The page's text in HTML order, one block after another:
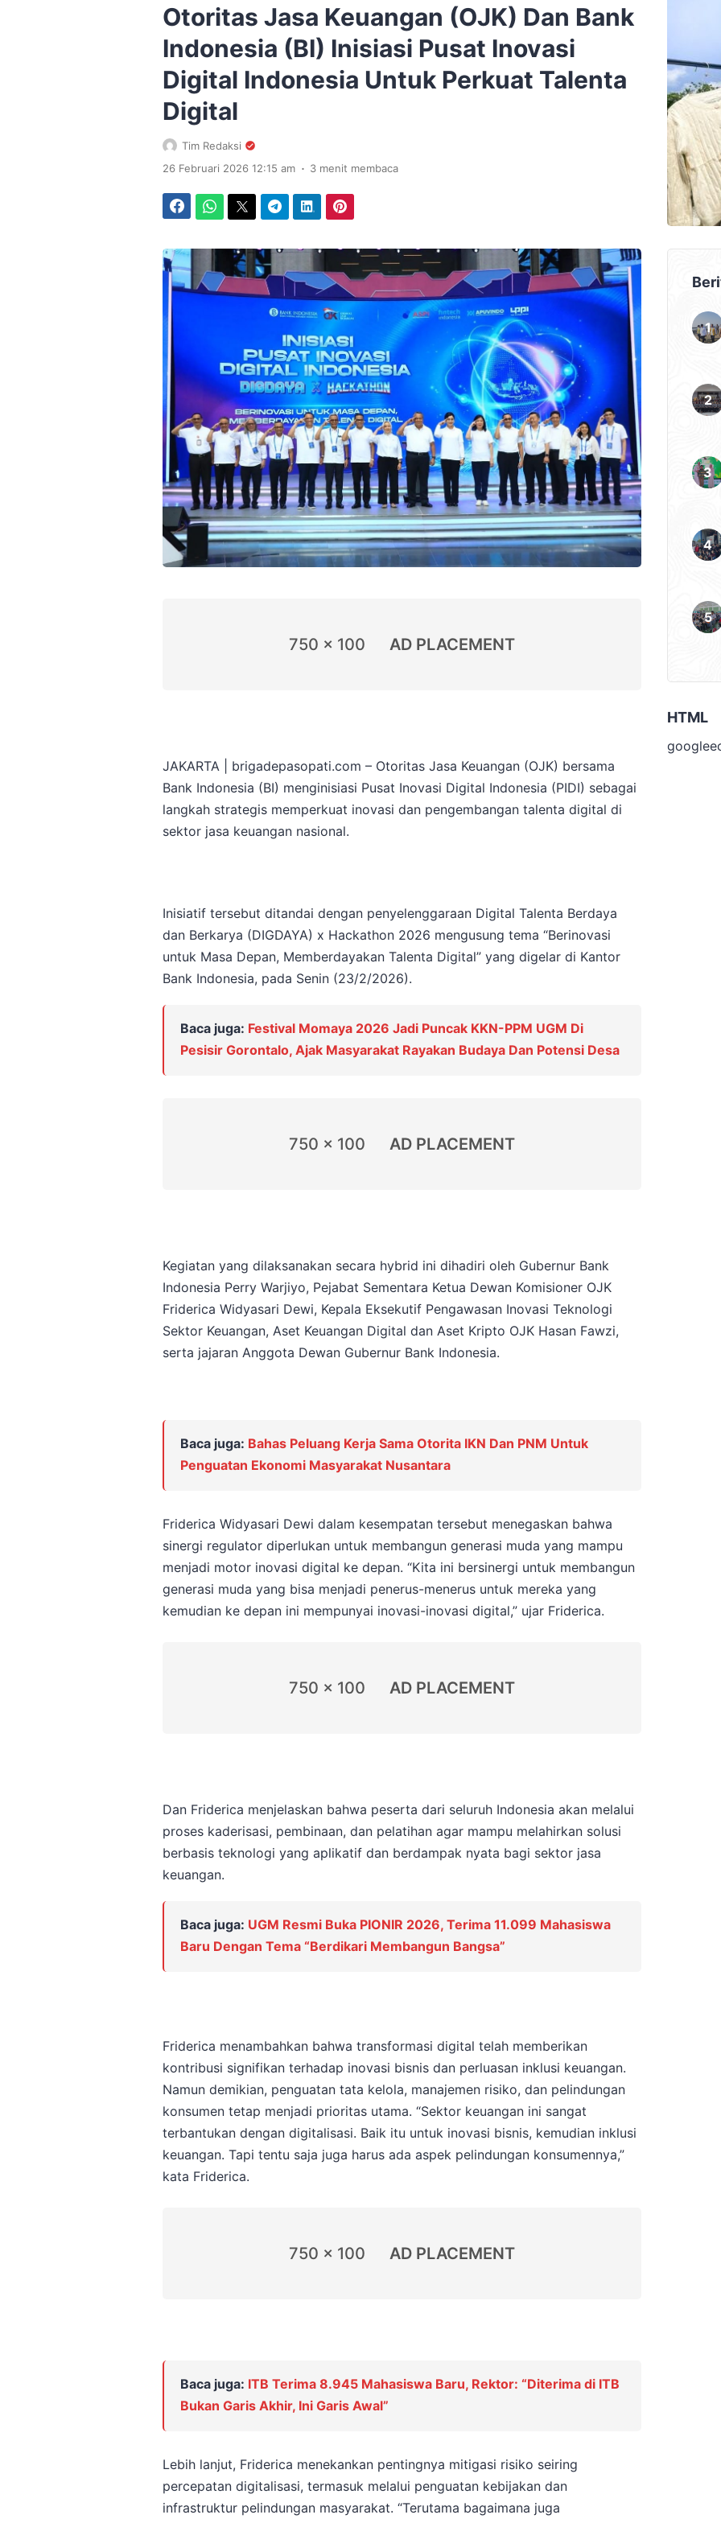
Otoritas Jasa Keuangan (OJK) Dan Bank
Indonesia (BI) Inisiasi Pusat Inovasi
Digital Indonesia Untuk Perkuat Talenta
Digital
Tim Redaksi
26 Februari 2026 12:15 am . 3 menit membaca
750 x 100 AD PLACEMENT
JAKARTA | brigadepasopati.com – Otoritas Jasa Keuangan (OJK) bersama
Bank Indonesia (BI) menginisiasi Pusat Inovasi Digital Indonesia (PIDI) sebagai
langkah strategis memperkuat inovasi dan pengembangan talenta digital di
sektor jasa keuangan nasional.
Inisiatif tersebut ditandai dengan penyelenggaraan Digital Talenta Berdaya
dan Berkarya (DIGDAYA) x Hackathon 2026 mengusung tema “Berinovasi
untuk Masa Depan, Memberdayakan Talenta Digital” yang digelar di Kantor
Bank Indonesia, pada Senin (23/2/2026).
Baca juga: Festival Momaya 2026 Jadi Puncak KKN-PPM UGM Di
Pesisir Gorontalo, Ajak Masyarakat Rayakan Budaya Dan Potensi Desa
750 x 100 AD PLACEMENT
Kegiatan yang dilaksanakan secara hybrid ini dihadiri oleh Gubernur Bank
Indonesia Perry Warjiyo, Pejabat Sementara Ketua Dewan Komisioner OJK
Friderica Widyasari Dewi, Kepala Eksekutif Pengawasan Inovasi Teknologi
Sektor Keuangan, Aset Keuangan Digital dan Aset Kripto OJK Hasan Fawzi,
serta jajaran Anggota Dewan Gubernur Bank Indonesia.
Baca juga: Bahas Peluang Kerja Sama Otorita IKN Dan PNM Untuk
Penguatan Ekonomi Masyarakat Nusantara
Friderica Widyasari Dewi dalam kesempatan tersebut menegaskan bahwa
sinergi regulator diperlukan untuk membangun generasi muda yang mampu
menjadi motor inovasi digital ke depan. “Kita ini bersinergi untuk membangun
generasi muda yang bisa menjadi penerus-menerus untuk mereka yang
kemudian ke depan ini mempunyai inovasi-inovasi digital,” ujar Friderica.
750 x 100 AD PLACEMENT
Dan Friderica menjelaskan bahwa peserta dari seluruh Indonesia akan melalui
proses kaderisasi, pembinaan, dan pelatihan agar mampu melahirkan solusi
berbasis teknologi yang aplikatif dan berdampak nyata bagi sektor jasa
keuangan.
Baca juga: UGM Resmi Buka PIONIR 2026, Terima 11.099 Mahasiswa
Baru Dengan Tema “Berdikari Membangun Bangsa”
Friderica menambahkan bahwa transformasi digital telah memberikan
kontribusi signifikan terhadap inovasi bisnis dan perluasan inklusi keuangan.
Namun demikian, penguatan tata kelola, manajemen risiko, dan pelindungan
konsumen tetap menjadi prioritas utama. “Sektor keuangan ini sangat
terbantukan dengan digitalisasi. Baik itu untuk inovasi bisnis, kemudian inklusi
keuangan. Tapi tentu saja juga harus ada aspek pelindungan konsumennya,”
kata Friderica.
750 x 100 AD PLACEMENT
Baca juga: ITB Terima 8.945 Mahasiswa Baru, Rektor: “Diterima di ITB
Bukan Garis Akhir, Ini Garis Awal”
Lebih lanjut, Friderica menekankan pentingnya mitigasi risiko seiring
percepatan digitalisasi, termasuk melalui penguatan kebijakan dan
infrastruktur pelindungan masyarakat. “Terutama bagaimana juga
HTML